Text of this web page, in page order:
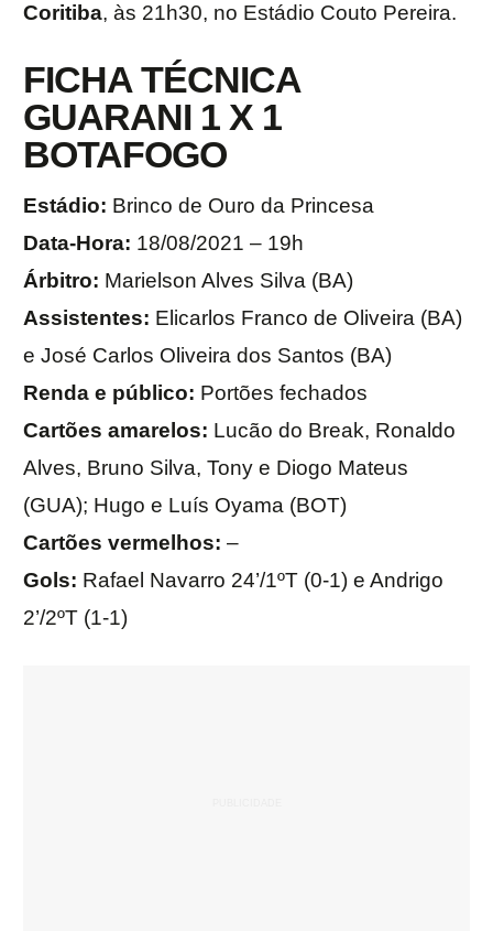
Coritiba, às 21h30, no Estádio Couto Pereira.
FICHA TÉCNICA
GUARANI 1 X 1
BOTAFOGO
Estádio: Brinco de Ouro da Princesa
Data-Hora: 18/08/2021 – 19h
Árbitro: Marielson Alves Silva (BA)
Assistentes: Elicarlos Franco de Oliveira (BA)
e José Carlos Oliveira dos Santos (BA)
Renda e público: Portões fechados
Cartões amarelos: Lucão do Break, Ronaldo
Alves, Bruno Silva, Tony e Diogo Mateus
(GUA); Hugo e Luís Oyama (BOT)
Cartões vermelhos: –
Gols: Rafael Navarro 24’/1ºT (0-1) e Andrigo
2’/2ºT (1-1)